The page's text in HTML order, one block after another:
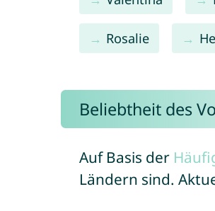
Rosalie
Beliebtheit des
Auf Basis der
Ländern sind.